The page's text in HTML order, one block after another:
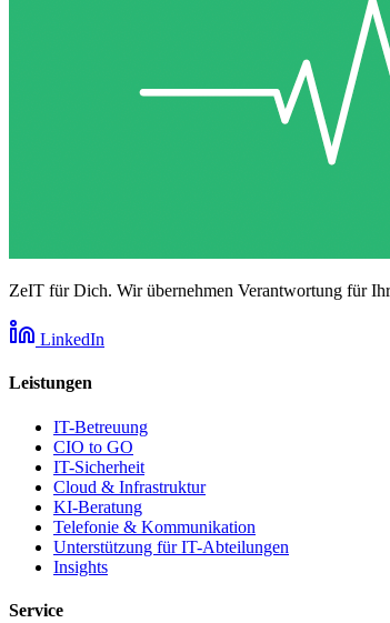
ZeIT für Dich. Wir übernehmen Verantwortung für
LinkedIn
Leistungen
IT-Betreuung
CIO to GO
IT-Sicherheit
Cloud & Infrastruktur
KI-Beratung
Telefonie & Kommunikation
Unterstützung für IT-Abteilungen
Insights
Service